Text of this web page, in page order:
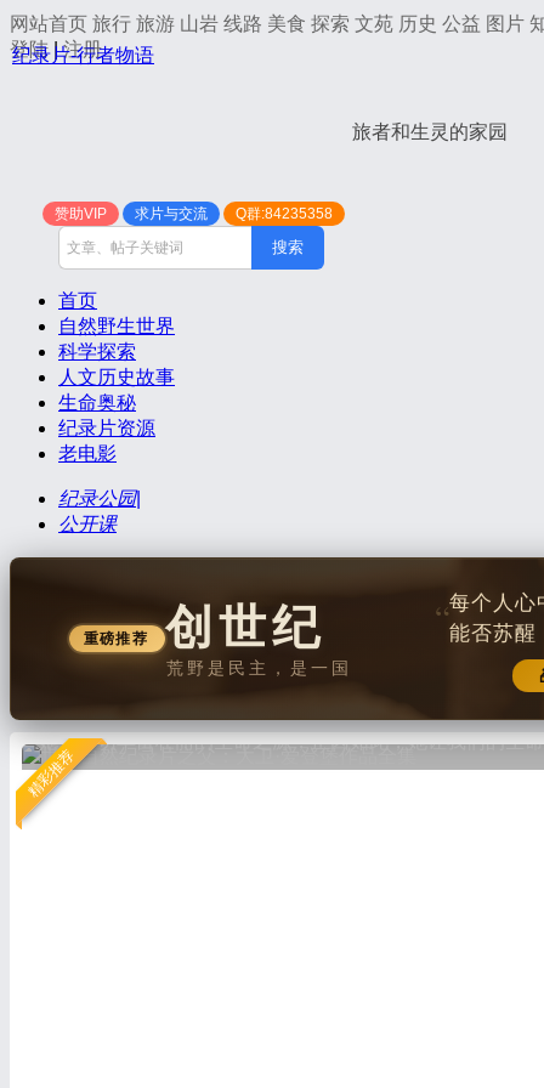
网站首页 旅行 旅游 山岩 线路 美食 探索 文苑 历史 公益 图片
登陆 | 注册
纪录片-行者物语
旅者和生灵的家园
赞助VIP 求片与交流 Q群:84235358
搜索
首页
自然野生世界
科学探索
人文历史故事
生命奥秘
纪录片资源
老电影
纪录公园|
公开课
重磅推荐 创世纪
荒野是民主，是一国
“每个人心
能否苏醒
精彩推荐
世界自然纪录片之父：大卫·爱登堡作品全集
在我看来，自然世界是澎湃激情最大的源泉，是视觉之美
她是一切丰富壮丽的生命之源，正因如此，她让我们的生